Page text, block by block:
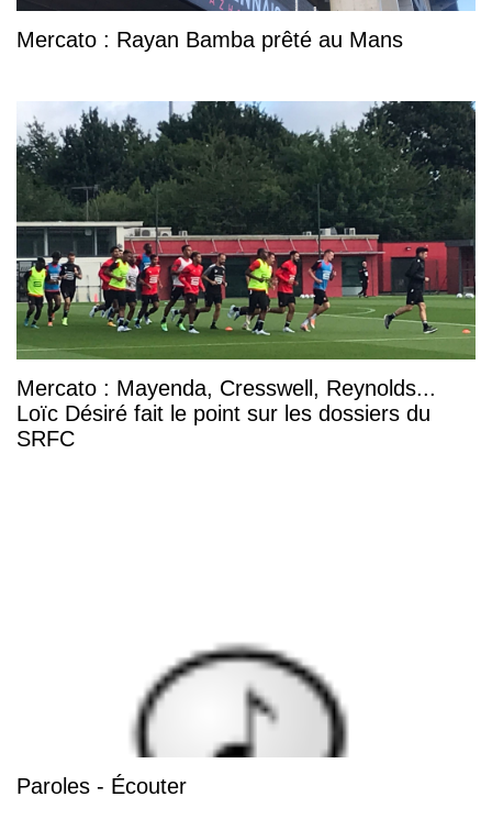
Mercato : Rayan Bamba prêté au Mans
Mercato : Mayenda, Cresswell, Reynolds...
Loïc Désiré fait le point sur les dossiers du
SRFC
Paroles - Écouter